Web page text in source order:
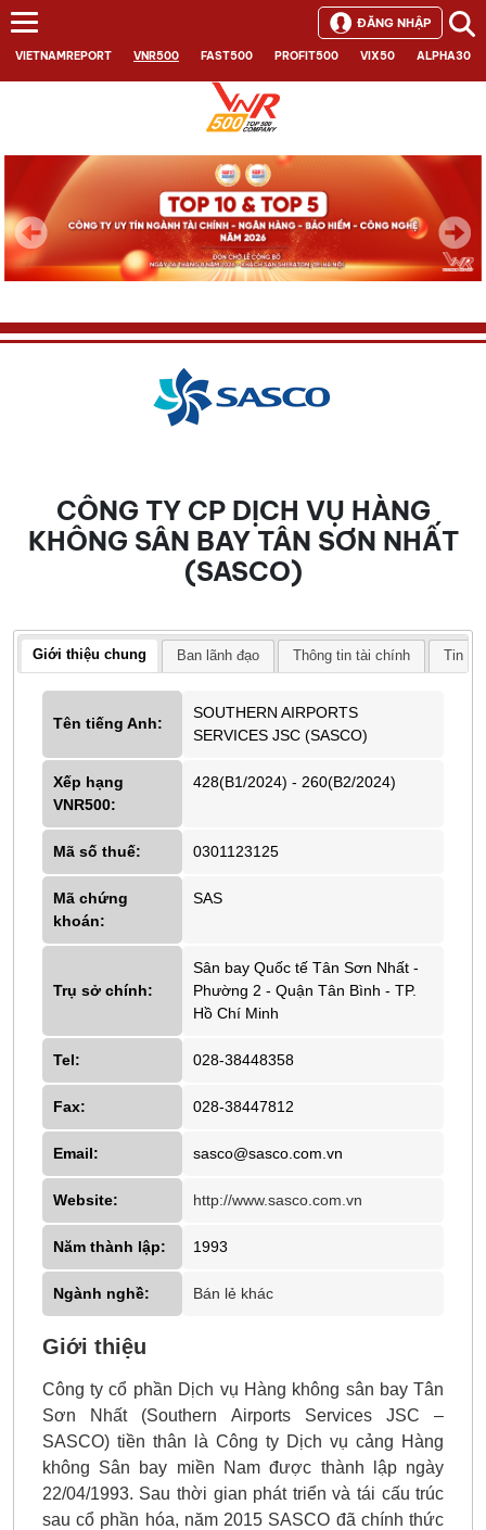
VIETNAMREPORT VNR500 FAST500 PROFIT500 VIX50 ALPHA30
ĐĂNG NHẬP
Next
CÔNG TY CP DỊCH VỤ HÀNG
KHÔNG SÂN BAY TÂN SƠN NHẤT
(SASCO)
Giới thiệu chung Ban lãnh đạo Thông tin tài chính Tin
Tên tiếng Anh:
SOUTHERN AIRPORTS
SERVICES JSC (SASCO)
Xếp hạng
VNR500:
428(B1/2024) - 260(B2/2024)
Mã số thuế: 0301123125
Mã chứng
khoán:
SAS
Trụ sở chính:
Sân bay Quốc tế Tân Sơn Nhất -
Phường 2 - Quận Tân Bình - TP.
Hồ Chí Minh
Tel: 028-38448358
Fax: 028-38447812
Email: sasco@sasco.com.vn
Website: http://www.sasco.com.vn
Năm thành lập: 1993
Ngành nghề: Bán lẻ khác
Giới thiệu
Công ty cổ phần Dịch vụ Hàng không sân bay Tân
Sơn Nhất (Southern Airports Services JSC –
SASCO) tiền thân là Công ty Dịch vụ cảng Hàng
không Sân bay miền Nam được thành lập ngày
22/04/1993. Sau thời gian phát triển và tái cấu trúc
sau cổ phần hóa, năm 2015 SASCO đã chính thức